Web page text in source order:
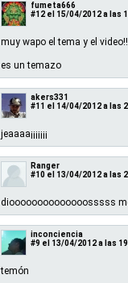
fumeta666
#12 el 15/04/2012 a las
muy wapo el tema y el
es un temazo
akers331
#11 el 14/04/2012 a las
jeaaaa¡¡¡¡¡¡¡
Ranger
#10 el 13/04/2012 a las
dioooooooooooooosssss
inconciencia
#9 el 13/04/2012 a las
temón